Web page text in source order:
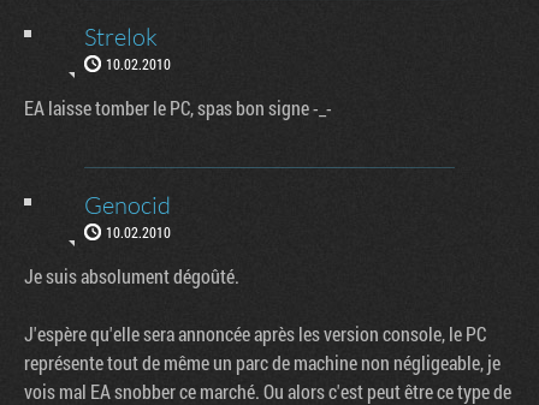
Strelok
10.02.2010
EA laisse tomber le PC, spas bon signe -_-
Genocid
10.02.2010
Je suis absolument dégoûté.
J'espère qu'elle sera annoncée après les version console, le PC
représente tout de même un parc de machine non négligeable, je
vois mal EA snobber ce marché. Ou alors c'est peut être ce type de